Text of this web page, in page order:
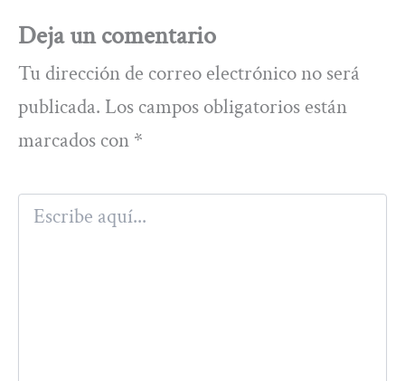
Deja un comentario
Tu dirección de correo electrónico no será
publicada. Los campos obligatorios están
marcados con *
Escribe
aquí...